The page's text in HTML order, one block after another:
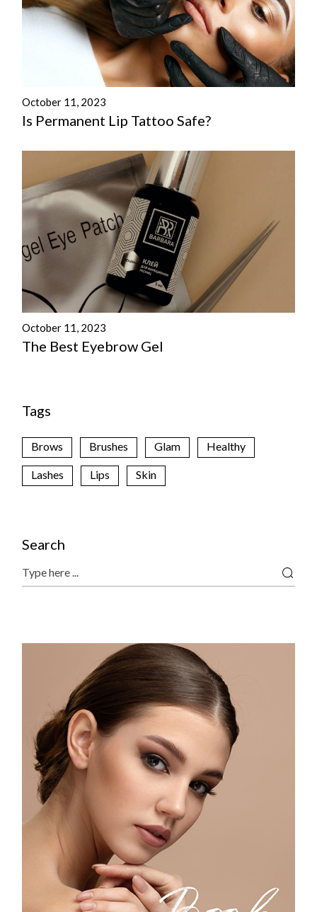
October 11, 2023
Is Permanent Lip Tattoo Safe?
October 11, 2023
The Best Eyebrow Gel
Tags
Brows Brushes Glam Healthy
Lashes Lips Skin
Search